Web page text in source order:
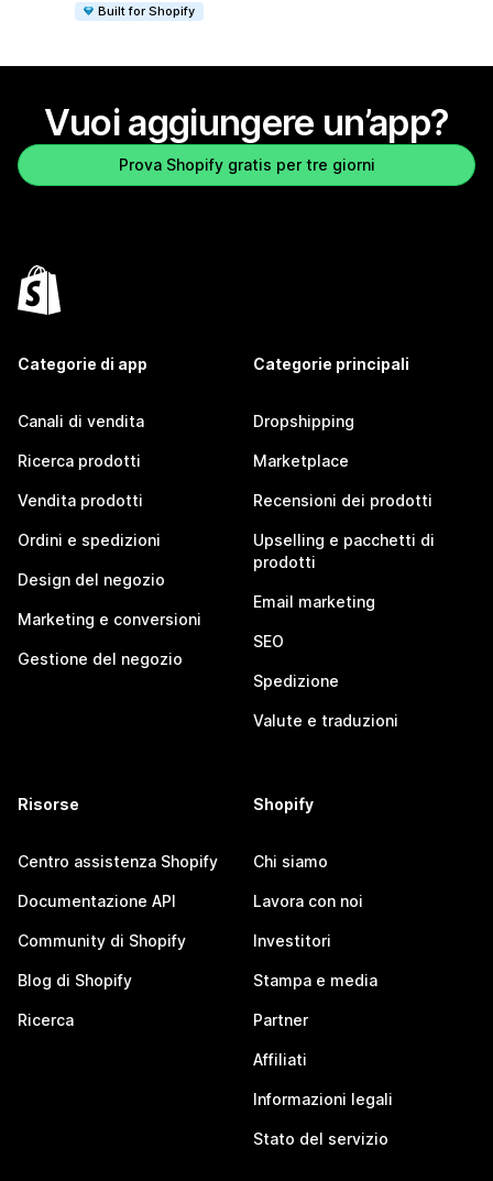
Built for Shopify
Vuoi aggiungere un’app?
Prova Shopify gratis per tre giorni
Categorie di app
Canali di vendita
Ricerca prodotti
Vendita prodotti
Ordini e spedizioni
Design del negozio
Marketing e conversioni
Gestione del negozio
Categorie principali
Dropshipping
Marketplace
Recensioni dei prodotti
Upselling e pacchetti di
prodotti
Email marketing
SEO
Spedizione
Valute e traduzioni
Risorse
Centro assistenza Shopify
Documentazione API
Community di Shopify
Blog di Shopify
Ricerca
Shopify
Chi siamo
Lavora con noi
Investitori
Stampa e media
Partner
Affiliati
Informazioni legali
Stato del servizio